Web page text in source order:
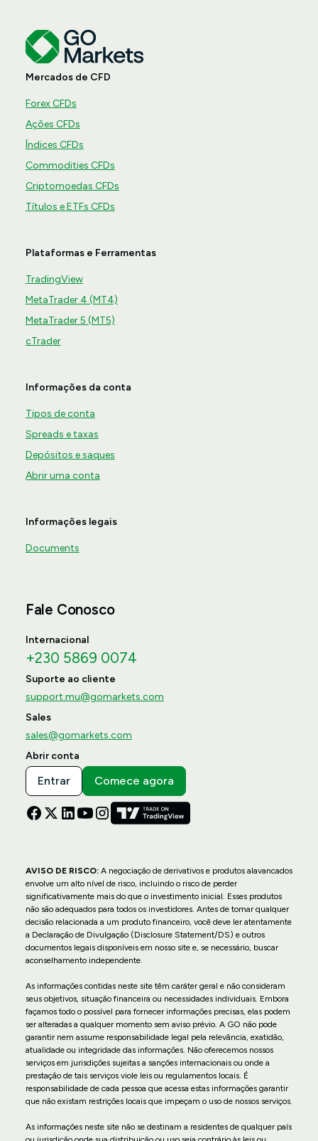
Mercados de CFD
Forex CFDs
Ações CFDs
Índices CFDs
Commodities CFDs
Criptomoedas CFDs
Títulos e ETFs CFDs
Plataformas e Ferramentas
TradingView
MetaTrader 4 (MT4)
MetaTrader 5 (MT5)
cTrader
Informações da conta
Tipos de conta
Spreads e taxas
Depósitos e saques
Abrir uma conta
Informações legais
Documents
Fale Conosco
Internacional
+230 5869 0074
Suporte ao cliente
support.mu@gomarkets.com
Sales
sales@gomarkets.com
Abrir conta
Entrar Comece agora
AVISO DE RISCO:A negociação de derivativos e produtos alavancados
envolve um alto nível de risco, incluindo o risco de perder
significativamente mais do que o investimento inicial. Esses produtos
não são adequados para todos os investidores. Antes de tomar qualquer
decisão relacionada a um produto financeiro, você deve ler atentamente
a Declaração de Divulgação (Disclosure Statement/DS) e outros
documentos legais disponíveis em nosso site e, se necessário, buscar
aconselhamento independente.
As informações contidas neste site têm caráter geral e não consideram
seus objetivos, situação financeira ou necessidades individuais. Embora
façamos todo o possível para fornecer informações precisas, elas podem
ser alteradas a qualquer momento sem aviso prévio. A GO não pode
garantir nem assume responsabilidade legal pela relevância, exatidão,
atualidade ou integridade das informações. Não oferecemos nossos
serviços em jurisdições sujeitas a sanções internacionais ou onde a
prestação de tais serviços viole leis ou regulamentos locais. É
responsabilidade de cada pessoa que acessa estas informações garantir
que não existam restrições locais que impeçam o uso de nossos serviços.
As informações neste site não se destinam a residentes de qualquer país